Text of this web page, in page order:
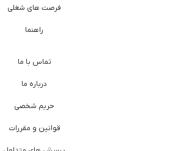
فرصت های شغلی
راهنما
تماس با ما
درباره ما
حریم شخصی
قوانین و مقررات